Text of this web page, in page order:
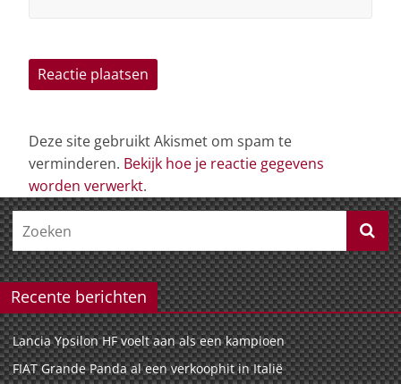
Deze site gebruikt Akismet om spam te
verminderen. Bekijk hoe je reactie gegevens
worden verwerkt.
Recente berichten
Lancia Ypsilon HF voelt aan als een kampioen
FIAT Grande Panda al een verkoophit in Italië